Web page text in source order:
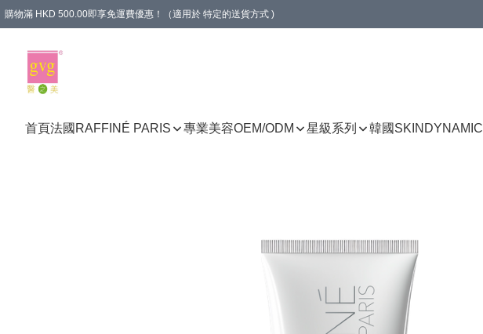
購物滿 HKD 500.00即享免運費優惠！（適用於 特定的送貨方式 )
首頁法國RAFFINÉ PARIS 專業美容OEM/ODM 星級系列 韓國SKINDYNAMIC